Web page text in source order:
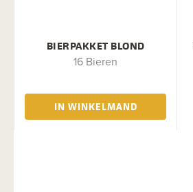
BIERPAKKET BLOND
16 Bieren
IN WINKELMAND